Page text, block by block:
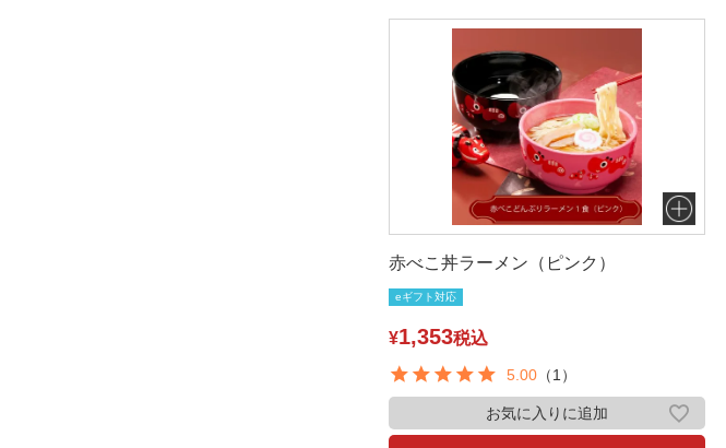
赤べこ丼ラーメン（ピンク）
eギフト対応
¥1,353税込
5.00（1）
お気に入りに追加